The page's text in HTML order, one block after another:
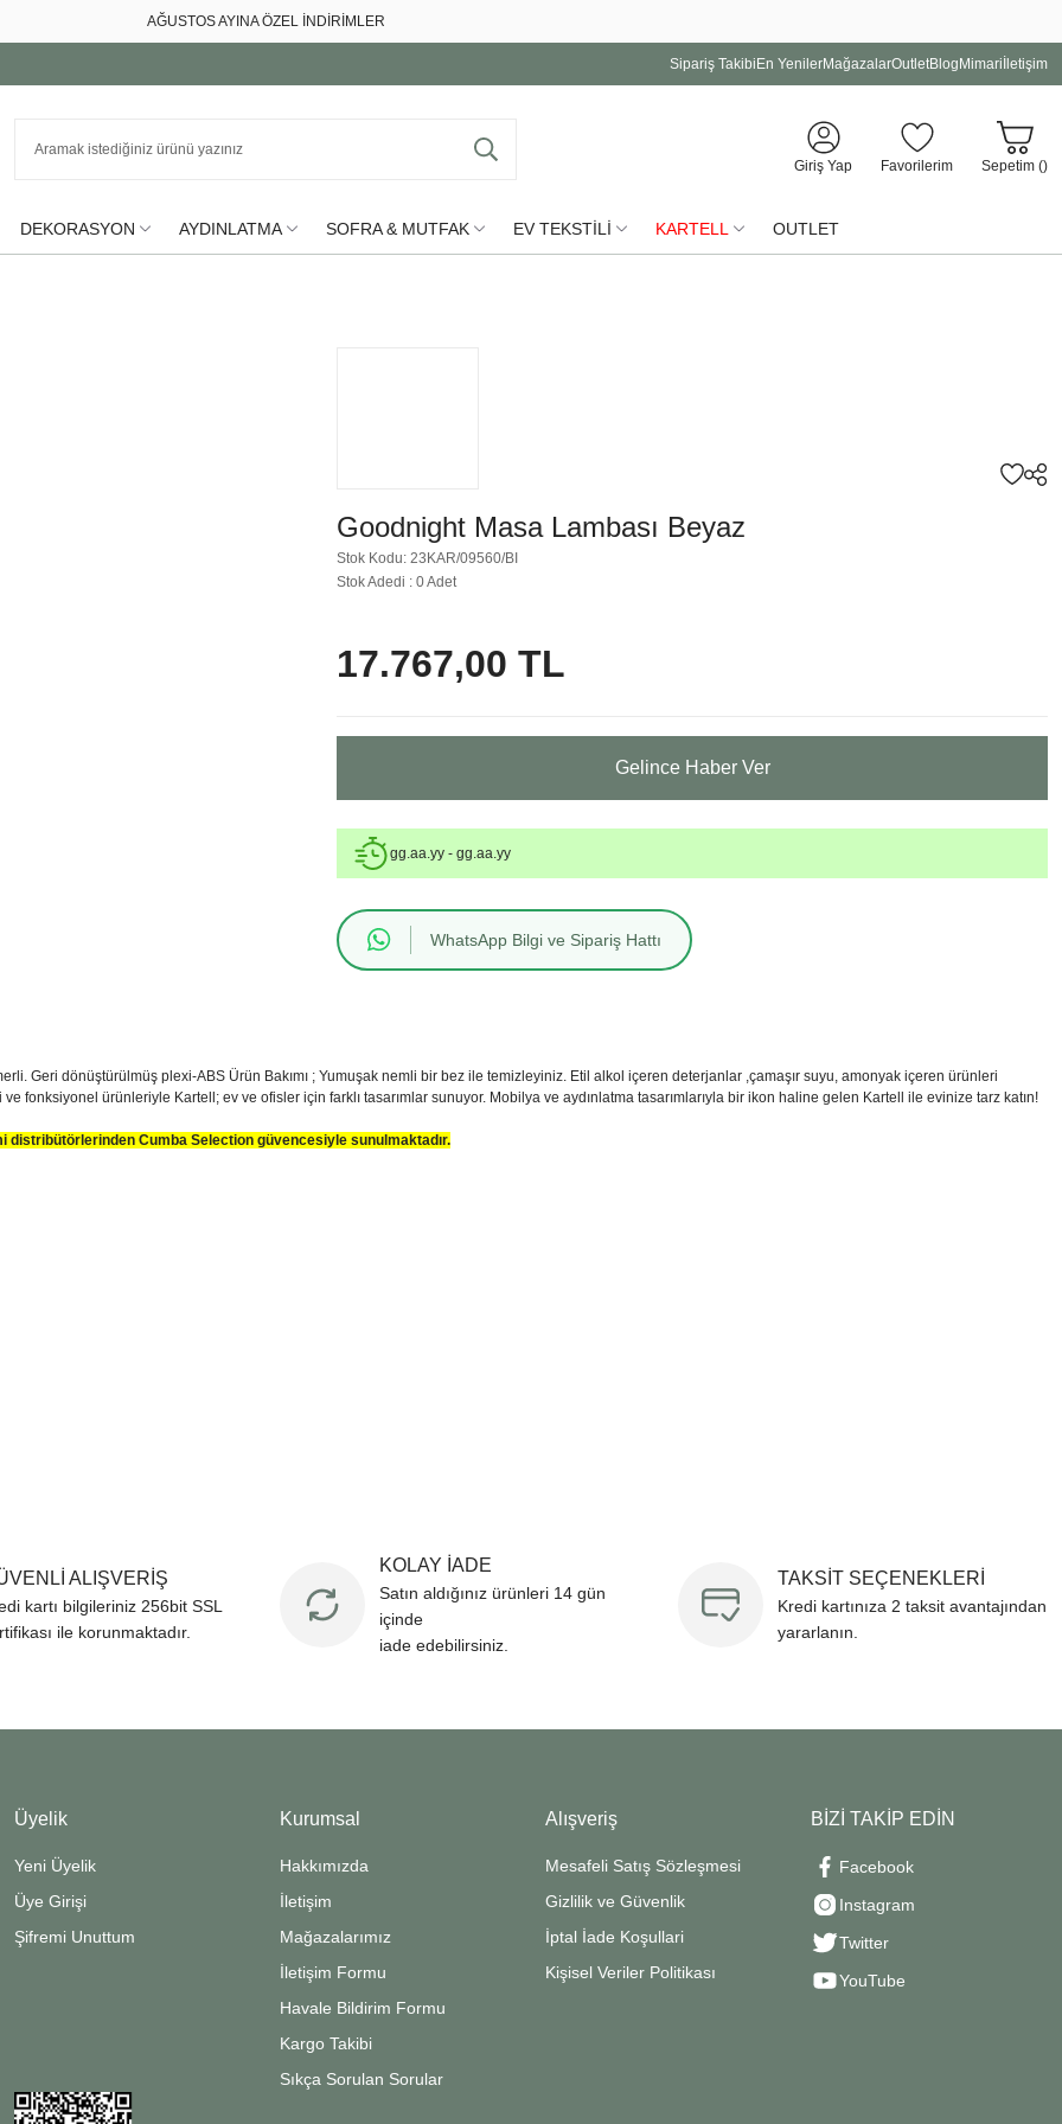
AĞUSTOS AYINA ÖZEL İNDİRİMLER
Sipariş Takibi En YenilerMağazalarOutletBlog Mimari İletişim
Giriş Yap Favorilerim Sepetim ()
DEKORASYON AYDINLATMA SOFRA & MUTFAK EV TEKSTİLİ KARTELL OUTLET
Goodnight Masa Lambası Beyaz
Stok Kodu: 23KAR/09560/BI
Stok Adedi : 0 Adet
17.767,00 TL
Gelince Haber Ver
gg.aa.yy - gg.aa.yy
WhatsApp Bilgi ve Sipariş Hattı
Geri dönüştürülmüş plexi-ABS Ürün Bakımı ; Yumuşak nemli bir bez ile temizleyiniz. Etil alkol içeren deterjanlar ,çamaşır suyu, amonyak içeren ürünleri
ve fonksiyonel ürünleriyle Kartell; ev ve ofisler için farklı tasarımlar sunuyor. Mobilya ve aydınlatma tasarımlarıyla bir ikon haline gelen Kartell ile evinize tarz katın!
distribütörlerinden Cumba Selection güvencesiyle sunulmaktadır.
ALIŞVERİŞ
kartı bilgileriniz 256bit SSL
ile korunmaktadır.
KOLAY İADE
Satın aldığınız ürünleri 14 gün
içinde
iade edebilirsiniz.
TAKSİT SEÇENEKLERİ
Kredi kartınıza 2 taksit avantajından
yararlanın.
Üyelik
Yeni Üyelik
Üye Girişi
Şifremi Unuttum
Kurumsal
Hakkımızda
İletişim
Mağazalarımız
İletişim Formu
Havale Bildirim Formu
Kargo Takibi
Sıkça Sorulan Sorular
Alışveriş
Mesafeli Satış Sözleşmesi
Gizlilik ve Güvenlik
İptal İade Koşullari
Kişisel Veriler Politikası
BİZİ TAKİP EDİN
Facebook
Instagram
Twitter
YouTube